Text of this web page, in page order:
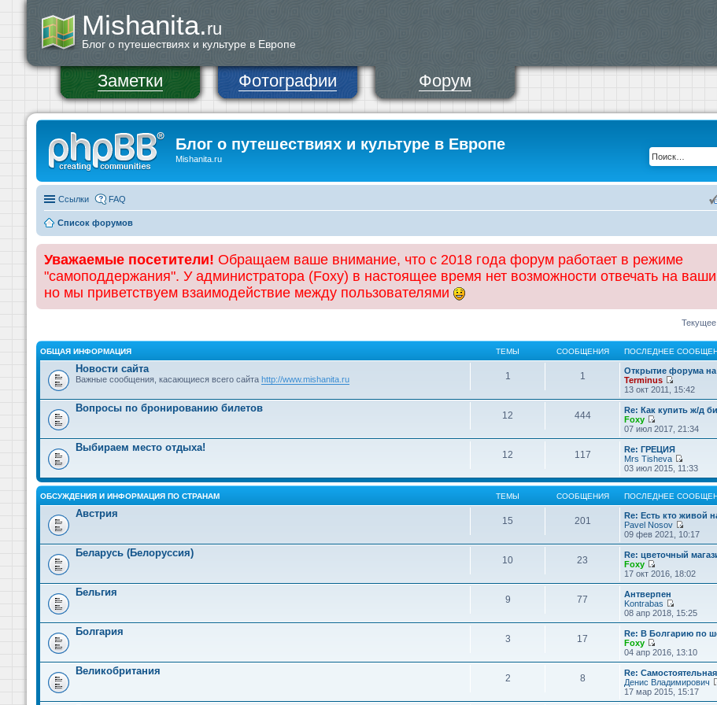
Mishanita.ru
Блог о путешествиях и культуре в Европе
Заметки Фотографии Форум
Блог о путешествиях и культуре в Европе
Mishanita.ru
Ссылки FAQ
Список форумов
Уважаемые посетители! Обращаем ваше внимание, что с 2018 года форум работает в режиме
"самоподдержания". У администратора (Foxy) в настоящее время нет возможности отвечать на
но мы приветствуем взаимодействие между пользователями
Текущее
ОБЩАЯ ИНФОРМАЦИЯ ТЕМЫ СООБЩЕНИЯ ПОСЛЕДНЕЕ
Новости сайта
Важные сообщения, касающиеся всего сайта http://www.mishanita.ru 1 1
Открытие форума
Terminus
П
е
р
е
й
т
и
к
п
о
с
л
е
н
е
м
у
с
о
б
н
и
ю
13 окт 2011, 15:42
Вопросы по бронированию билетов
12 444
Re: Как купить ж/д
Foxy
П
е
р
е
й
т
и
к
п
о
с
л
е
н
е
м
у
с
о
о
б
щ
н
и
ю
07 июл 2017, 21:34
Выбираем место отдыха!
12 117
Re: ГРЕЦИЯ
Mrs Tisheva
П
е
р
е
й
т
к
п
о
с
л
е
е
м
с
о
б
щ
е
н
и
03 июл 2015, 11:33
ОБСУЖДЕНИЯ И ИНФОРМАЦИЯ ПО СТРАНАМ ТЕМЫ СООБЩЕНИЯ ПОСЛЕДНЕЕ
Австрия
15 201
Re: Есть кто живой
Pavel Nosov
П
е
р
е
й
т
п
о
л
д
н
е
м
у
с
09 фев 2021, 10:17
Беларусь (Белоруссия)
10 23
Re: цветочный
Foxy
П
е
р
е
й
т
к
п
о
л
е
д
17 окт 2016, 18:02
Бельгия
9 77
Антверпен
Kontrabas
П
е
р
е
й
т
к
п
о
08 апр 2018, 15:25
Болгария
3 17
Re: В Болгарию по
Foxy
П
е
р
е
й
т
04 апр 2016, 13:10
Великобритания
2 8
Re:
Денис Владимирович
17 мар 2015, 15:17